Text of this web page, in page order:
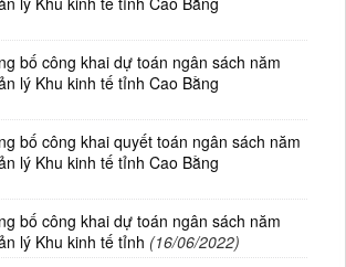
bố công khai dự toán ngân sách năm
lý Khu kinh tế tỉnh Cao Bằng
bố công khai quyết toán ngân sách năm
lý Khu kinh tế tỉnh Cao Bằng
bố công khai dự toán ngân sách năm
lý Khu kinh tế tỉnh (16/06/2022)